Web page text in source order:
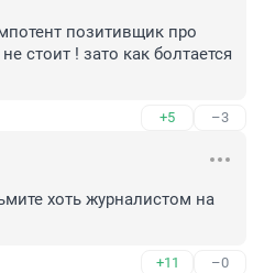
позитивщик про
стоит ! зато как болтается
+5 –3
хоть журналистом на
+11 –0